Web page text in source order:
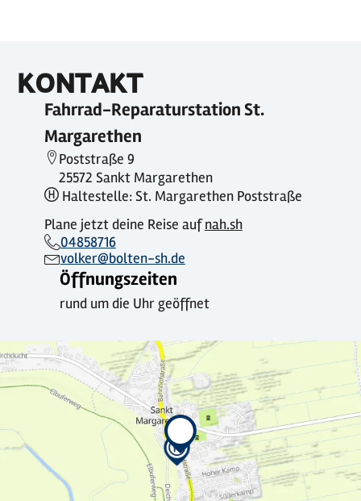
KONTAKT
Fahrrad-Reparaturstation St.
Margarethen
Poststraße 9
25572 Sankt Margarethen
Haltestelle: St. Margarethen Poststraße
Plane jetzt deine Reise aufnah.sh
04858716
volker@bolten-sh.de
Öffnungszeiten
rund um die Uhr geöffnet